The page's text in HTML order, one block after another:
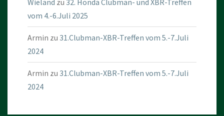
vom 4.-6.Juli 2025
Armin zu 31.Clubman-XBR-Treffen vom 5.-7.Juli
2024
Armin zu 31.Clubman-XBR-Treffen vom 5.-7.Juli
2024